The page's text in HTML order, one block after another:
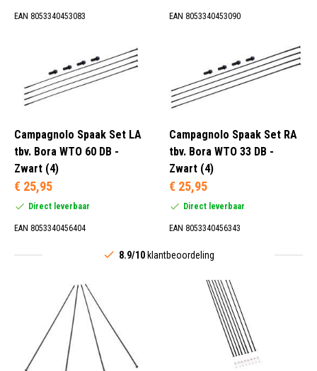
EAN 8053340453083 EAN 8053340453090
Campagnolo Spaak Set LA
tbv. Bora WTO 60 DB -
Zwart (4)
€ 25,95
Direct leverbaar
EAN 8053340456404
Campagnolo Spaak Set RA
tbv. Bora WTO 33 DB -
Zwart (4)
€ 25,95
Direct leverbaar
EAN 8053340456343
8.9/10 klantbeoordeling